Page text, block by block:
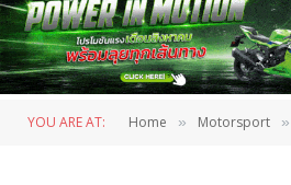
YOU ARE AT: Home » Motorsport »